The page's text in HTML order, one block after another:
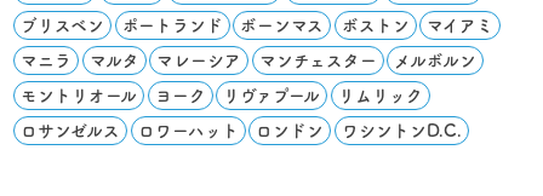
ブリスベン ポートランド ボーンマス ボストン マイアミ
マニラ マルタ マレーシア マンチェスター メルボルン
モントリオール ヨーク リヴァプール リムリック
ロサンゼルス ロワーハット ロンドン ワシントンD.C.